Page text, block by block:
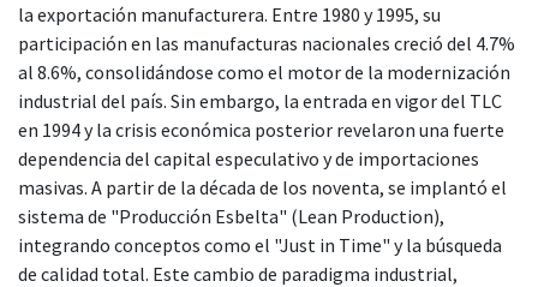
la exportación manufacturera. Entre 1980 y 1995, su
participación en las manufacturas nacionales creció del 4.7%
al 8.6%, consolidándose como el motor de la modernización
industrial del país. Sin embargo, la entrada en vigor del TLC
en 1994 y la crisis económica posterior revelaron una fuerte
dependencia del capital especulativo y de importaciones
masivas. A partir de la década de los noventa, se implantó el
sistema de "Producción Esbelta" (Lean Production),
integrando conceptos como el "Just in Time" y la búsqueda
de calidad total. Este cambio de paradigma industrial,